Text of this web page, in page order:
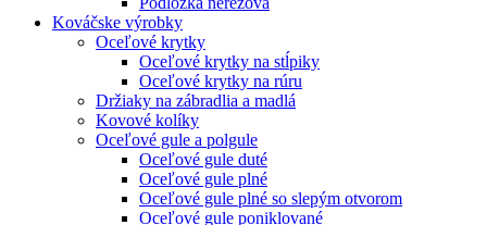
Kováčske výrobky
Oceľové krytky
Oceľové krytky na stĺpiky
Oceľové krytky na rúru
Držiaky na zábradlia a madlá
Kovové kolíky
Oceľové gule a polgule
Oceľové gule duté
Oceľové gule plné
Oceľové gule plné so slepým otvorom
Oceľové gule poniklované